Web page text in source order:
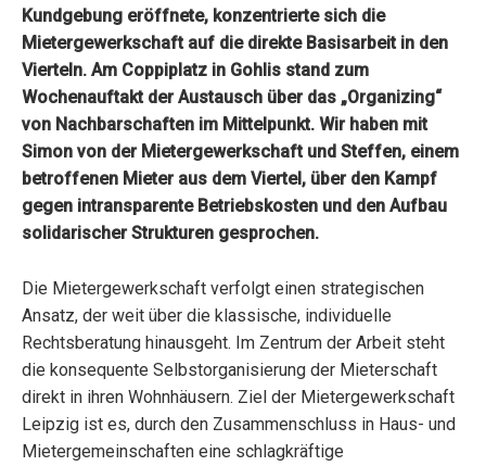
Kundgebung eröffnete, konzentrierte sich die
Mietergewerkschaft auf die direkte Basisarbeit in den
Vierteln. Am Coppiplatz in Gohlis stand zum
Wochenauftakt der Austausch über das „Organizing“
von Nachbarschaften im Mittelpunkt. Wir haben mit
Simon von der Mietergewerkschaft und Steffen, einem
betroffenen Mieter aus dem Viertel, über den Kampf
gegen intransparente Betriebskosten und den Aufbau
solidarischer Strukturen gesprochen.
Die Mietergewerkschaft verfolgt einen strategischen
Ansatz, der weit über die klassische, individuelle
Rechtsberatung hinausgeht. Im Zentrum der Arbeit steht
die konsequente Selbstorganisierung der Mieterschaft
direkt in ihren Wohnhäusern. Ziel der Mietergewerkschaft
Leipzig ist es, durch den Zusammenschluss in Haus- und
Mietergemeinschaften eine schlagkräftige